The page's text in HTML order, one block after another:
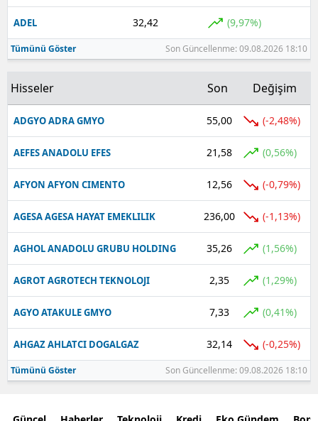
ADEL 32,42 (9,97%)
Tümünü Göster Son Güncellenme: 09.08.2026 18:10
Hisseler Son Değişim
ADGYO ADRA GMYO 55,00 (-2,48%)
AEFES ANADOLU EFES 21,58 (0,56%)
AFYON AFYON CIMENTO 12,56 (-0,79%)
AGESA AGESA HAYAT EMEKLILIK 236,00 (-1,13%)
AGHOL ANADOLU GRUBU HOLDING 35,26 (1,56%)
AGROT AGROTECH TEKNOLOJI 2,35 (1,29%)
AGYO ATAKULE GMYO 7,33 (0,41%)
AHGAZ AHLATCI DOGALGAZ 32,14 (-0,25%)
Tümünü Göster Son Güncellenme: 09.08.2026 18:10